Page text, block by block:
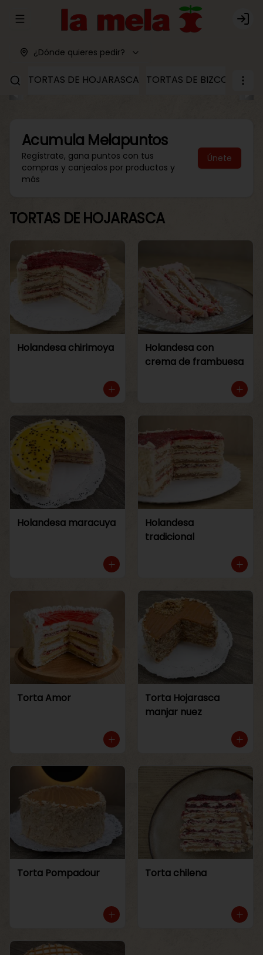
Abrir menu de navegación Login
¿Dónde quieres pedir?
TORTAS DE HOJARASCA TORTAS DE BIZCOCHO
Acumula Melapuntos
Regístrate, gana puntos con tus
compras y canjealos por productos y
más
Únete
TORTAS DE HOJARASCA
Holandesa chirimoya
Holandesa con
crema de frambuesa
Holandesa maracuya
Holandesa
tradicional
Torta Amor
Torta Hojarasca
manjar nuez
Torta Pompadour Torta chilena